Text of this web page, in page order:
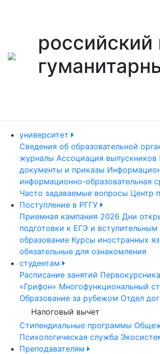
российский
университет
Сведения об образовательной
журналы Ассоциация выпускников
документы и приказы
информационно-образовательная
Часто задаваемые вопросы Центр
Поступление в РГГУ
Приемная кампания 2026 Дни
подготовки к ЕГЭ и
образование Курсы иностранных
обязательные для ознакомления
студентам
Расписание занятий
«Грифон» Многофункциональный
Образование за рубежом Отдел
Налоговый вычет
Стипендиальные программы
Психологическая служба
Преподавателям